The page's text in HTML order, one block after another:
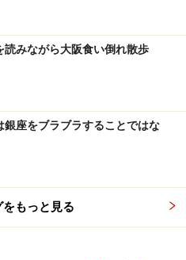
読みながら大阪食い倒れ散歩
銀座をブラブラすることではな
もっと見る